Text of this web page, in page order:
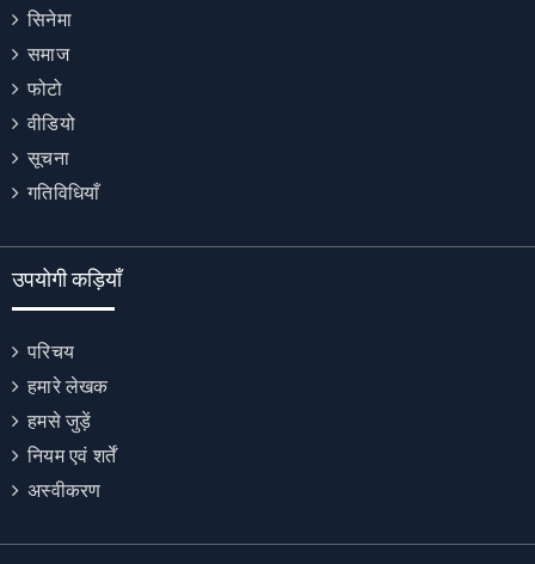
सिनेमा
समाज
फोटो
वीडियो
सूचना
गतिविधियाँ
उपयोगी कड़ियाँ
परिचय
हमारे लेखक
हमसे जुड़ें
नियम एवं शर्तें
अस्वीकरण